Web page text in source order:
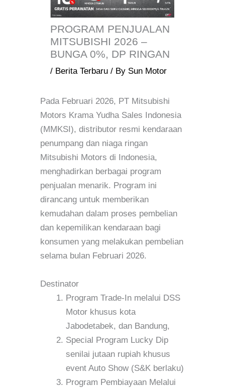
PROGRAM PENJUALAN
MITSUBISHI 2026 –
BUNGA 0%, DP RINGAN
/ Berita Terbaru / By Sun Motor
Pada Februari 2026, PT Mitsubishi
Motors Krama Yudha Sales Indonesia
(MMKSI), distributor resmi kendaraan
penumpang dan niaga ringan
Mitsubishi Motors di Indonesia,
menghadirkan berbagai program
penjualan menarik. Program ini
dirancang untuk memberikan
kemudahan dalam proses pembelian
dan kepemilikan kendaraan bagi
konsumen yang melakukan pembelian
selama bulan Februari 2026.
Destinator
Program Trade-In melalui DSS
Motor khusus kota
Jabodetabek, dan Bandung,
Special Program Lucky Dip
senilai jutaan rupiah khusus
event Auto Show (S&K berlaku)
Program Pembiayaan Melalui